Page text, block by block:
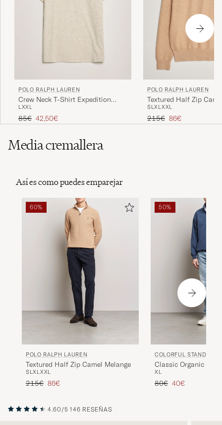
POLO RALPH LAUREN
Crew Neck T-Shirt Expedition
Dune Heather
LXXL
Precio ordinario
85€ Precio reducido
42,50€
POLO RALPH LAUREN
Textured Half Zip
SLXLXXL
Precio ordinario
215€ Precio reducido
86€
Media cremallera
Así es como puedes emparejar
60%
POLO RALPH LAUREN
Textured Half Zip Camel Melange
SLXLXXL
Precio ordinario
215€ Precio reducido
86€
50%
COLORFUL STANDARD
Classic Organic
Blue
XL
Precio ordinario
80€ Precio reducido
40€
4.60/5 146 RESEÑAS